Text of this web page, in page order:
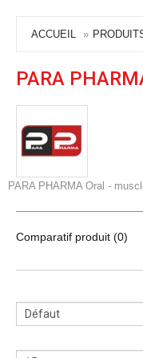
ACCUEIL
PARA
PARA PHARMA Oral -
Comparatif produit (0)